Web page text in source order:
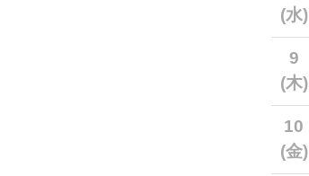
(水)
9
(木)
10
(金)